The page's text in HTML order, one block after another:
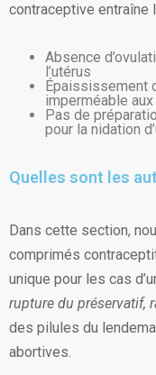
contraceptive
Absence
l’utérus
Épaississement
imperméable
Pas de
pour la nidation
Quelles sont les
Dans cette section,
comprimés
unique pour les cas
rupture du préservatif,
des pilules du
abortives.